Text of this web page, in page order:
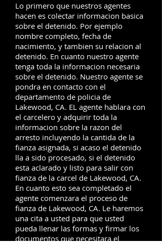
Lo primero que nuestros agentes
hacen es colectar informacion basica
sobre el detenido. Por ejemplo
nombre completo, fecha de
nacimiento, y tambien su relacion al
detenido. En cuanto nuestro agente
tenga toda la informacion necesaria
sobre el detenido. Nuestro agente se
pondra en contacto con el
departamento de policia de
Lakewood, CA. EL agente hablara con
el carcelero y adquirir toda la
informacion sobre la razon del
arresto incluyendo la cantida de la
fianza asignada, si acaso el detenido
lla a sido procesado, si el detenido
esta aclarado y listo para salir con
fianza de la carcel de Lakewood, CA.
En cuanto esto sea completado el
agente comenzara el proceso de
fianza de Lakewood, CA. Le haremos
una cita a usted para que usted
pueda llenar las formas y firmar los
documentos que necesitara el